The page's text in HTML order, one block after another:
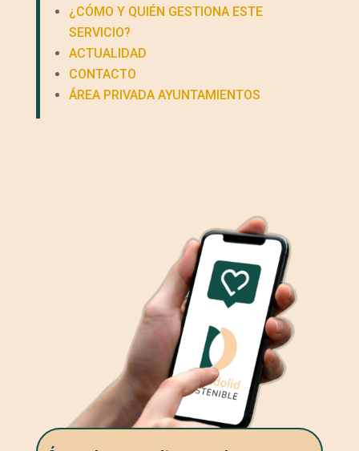
¿CÓMO Y QUIÉN GESTIONA ESTE
SERVICIO?
ACTUALIDAD
CONTACTO
ÁREA PRIVADA AYUNTAMIENTOS